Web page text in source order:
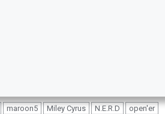
maroon5 Miley Cyrus N.E.R.D
open'er